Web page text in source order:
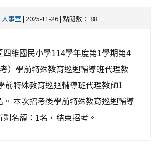
人事室 | 2025-11-26 | 點閱數： 88
維國民小學114學年度第1學期第4
）學前特殊教育巡迴輔導班代理教
前特殊教育巡迴輔導班代理教師1
。 本次招考後學前特殊教育巡迴輔導
名額：1名，結束招考。